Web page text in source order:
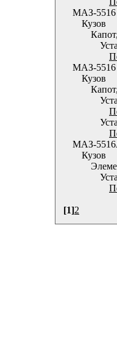
МАЗ-5516
Кузов
МАЗ-5516
Кузов
МАЗ-
Кузов
[1]2